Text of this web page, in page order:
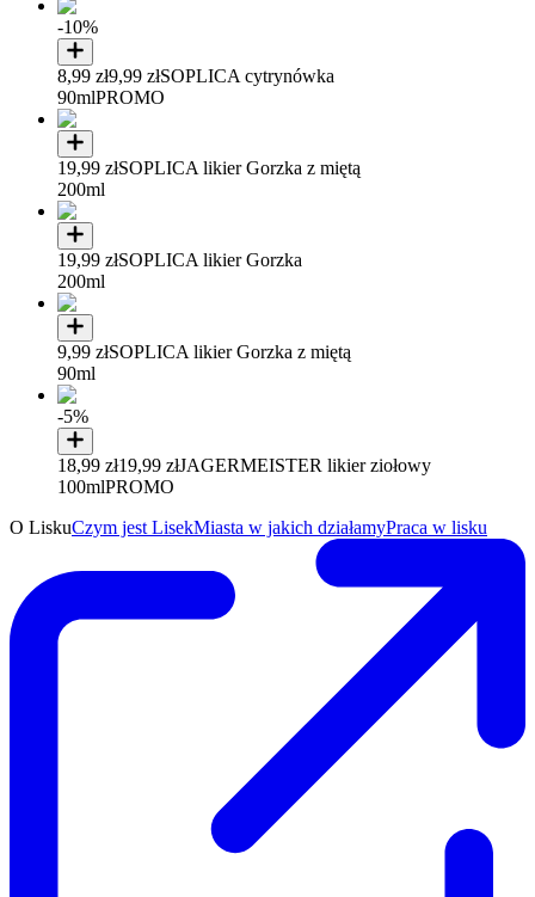
-10%
8,99 zł9,99 złSOPLICA cytrynówka
90mlPROMO
19,99 złSOPLICA likier Gorzka z miętą
200ml
19,99 złSOPLICA likier Gorzka
200ml
9,99 złSOPLICA likier Gorzka z miętą
90ml
-5%
18,99 zł19,99 złJAGERMEISTER likier ziołowy
100mlPROMO
O LiskuCzym jest LisekMiasta w jakich działamyPraca w lisku